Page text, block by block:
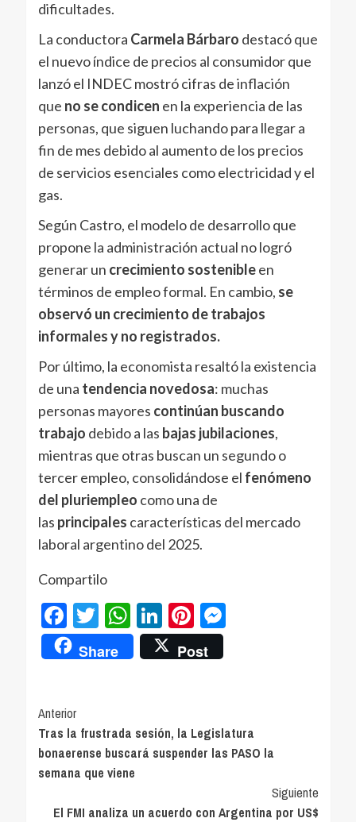
dificultades.
La conductora Carmela Bárbaro destacó que
el nuevo índice de precios al consumidor que
lanzó el INDEC mostró cifras de inflación
que no se condicen en la experiencia de las
personas, que siguen luchando para llegar a
fin de mes debido al aumento de los precios
de servicios esenciales como electricidad y el
gas.
Según Castro, el modelo de desarrollo que
propone la administración actual no logró
generar un crecimiento sostenibleen
términos de empleo formal. En cambio, se
observó un crecimiento de trabajos
informales y no registrados.
Por último, la economista resaltó la existencia
de una tendencia novedosa: muchas
personas mayores continúan buscando
trabajo debido a las bajas jubilaciones,
mientras que otras buscan un segundo o
tercer empleo, consolidándose el fenómeno
del pluriempleo como una de
las principales características del mercado
laboral argentino del 2025.
Compartilo
Facebook
Twitter
WhatsApp
LinkedIn
Pinterest
Messenger
Share Post
Navegación
de
entradas
Anterior
Tras la frustrada sesión, la Legislatura
bonaerense buscará suspender las PASO la
semana que viene
Siguiente
El FMI analiza un acuerdo con Argentina por US$